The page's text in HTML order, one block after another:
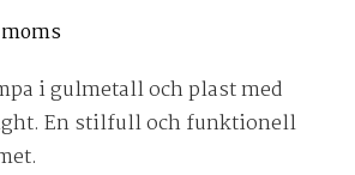
i gulmetall och plast med
En stilfull och funktionell